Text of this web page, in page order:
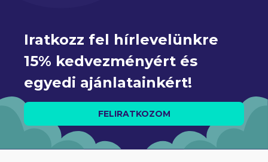
Iratkozz fel hírlevelünkre
15% kedvezményért és
egyedi ajánlatainkért!
FELIRATKOZOM